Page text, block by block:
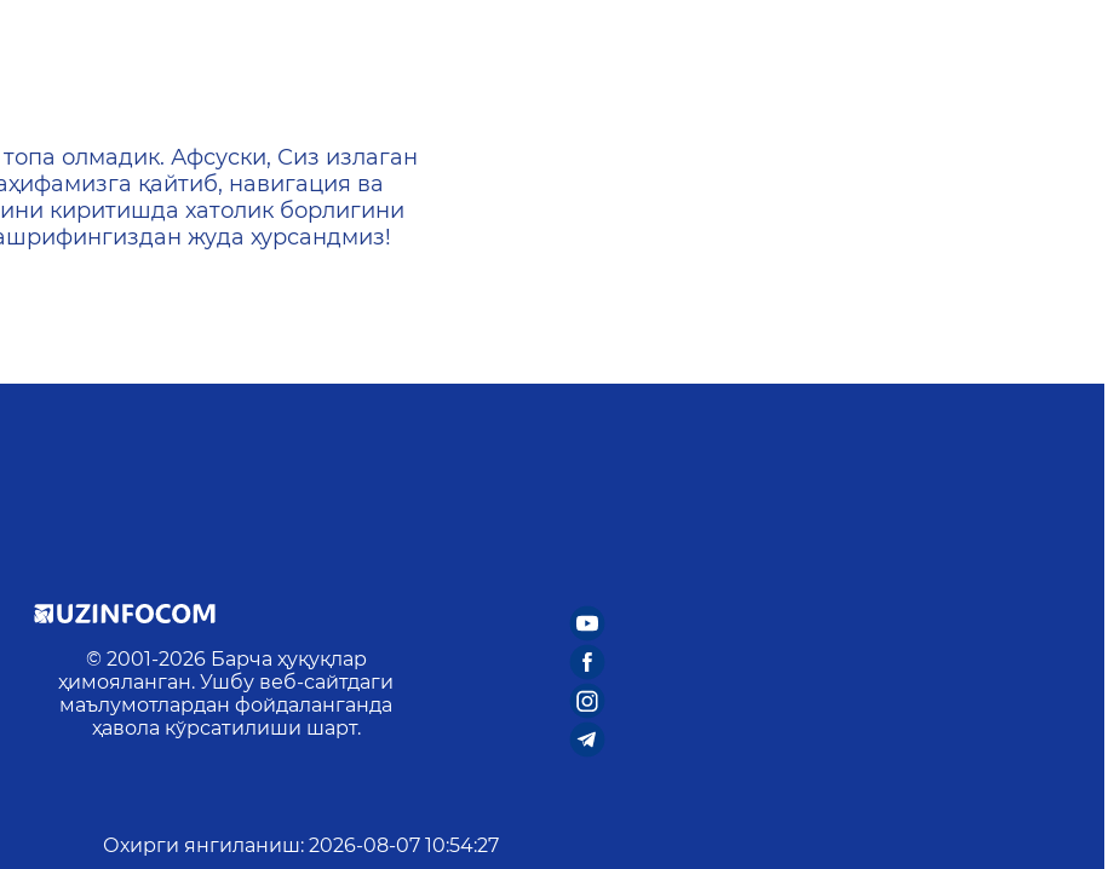
олмадик. Афсуски, Сиз излаган
қайтиб, навигация ва
киритишда хатолик борлигини
жуда хурсандмиз!
© 2001-2026 Барча ҳуқуқлар
ҳимояланган. Ушбу веб-сайтдаги
маълумотлардан фойдаланганда
ҳавола кўрсатилиши шарт.
Охирги янгиланиш: 2026-08-07 10:54:27